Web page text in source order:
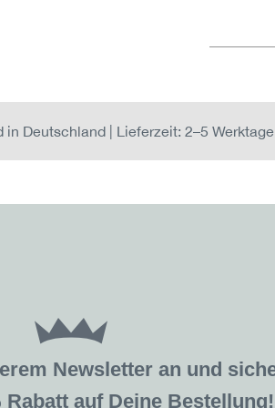
in Deutschland | Lieferzeit: 2–5 Werktage
Newsletter an und
auf Deine Bestellung!